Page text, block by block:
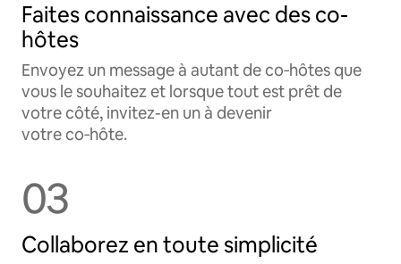
Faites connaissance avec des co-
hôtes
Envoyez un message à autant de co‑hôtes que
vous le souhaitez et lorsque tout est prêt de
votre côté, invitez-en un à devenir
votre co‑hôte.
03
Collaborez en toute simplicité